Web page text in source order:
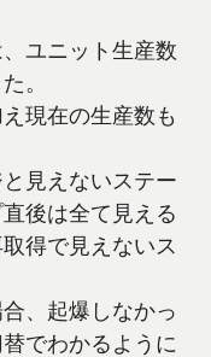
ユニット生産数
。
現在の生産数も
見えないステー
後は全て見える
得で見えないス
、起爆しなかっ
でわかるように